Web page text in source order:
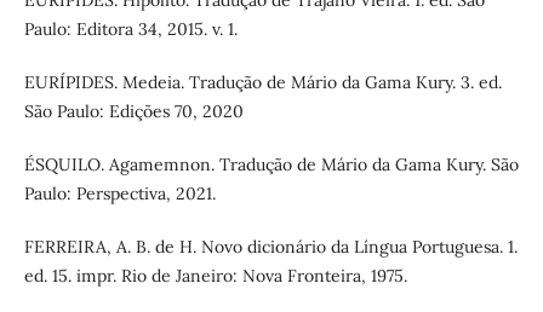
Paulo: Editora 34, 2015. v. 1.
EURÍPIDES. Medeia. Tradução de Mário da Gama Kury. 3. ed.
São Paulo: Edições 70, 2020
ÉSQUILO. Agamemnon. Tradução de Mário da Gama Kury. São
Paulo: Perspectiva, 2021.
FERREIRA, A. B. de H. Novo dicionário da Língua Portuguesa. 1.
ed. 15. impr. Rio de Janeiro: Nova Fronteira, 1975.